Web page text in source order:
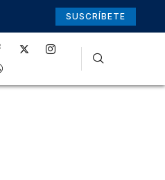
SUSCRÍBETE